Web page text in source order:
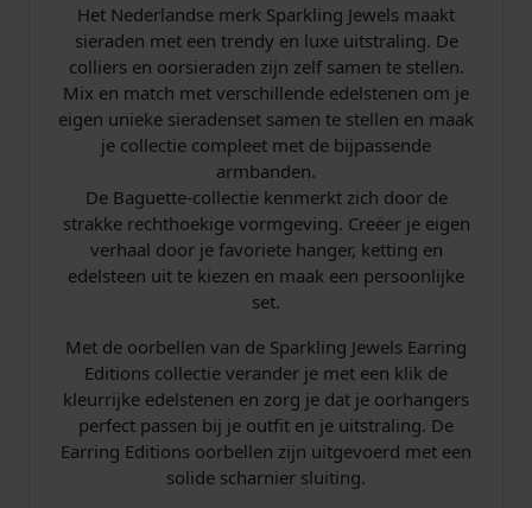
Het Nederlandse merk Sparkling Jewels maakt
sieraden met een trendy en luxe uitstraling. De
colliers en oorsieraden zijn zelf samen te stellen.
Mix en match met verschillende edelstenen om je
eigen unieke sieradenset samen te stellen en maak
je collectie compleet met de bijpassende
armbanden.
De Baguette-collectie kenmerkt zich door de
strakke rechthoekige vormgeving. Creëer je eigen
verhaal door je favoriete hanger, ketting en
edelsteen uit te kiezen en maak een persoonlijke
set.
Met de oorbellen van de Sparkling Jewels Earring
Editions collectie verander je met een klik de
kleurrijke edelstenen en zorg je dat je oorhangers
perfect passen bij je outfit en je uitstraling. De
Earring Editions oorbellen zijn uitgevoerd met een
solide scharnier sluiting.